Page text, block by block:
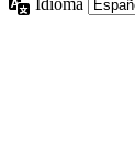
Idioma